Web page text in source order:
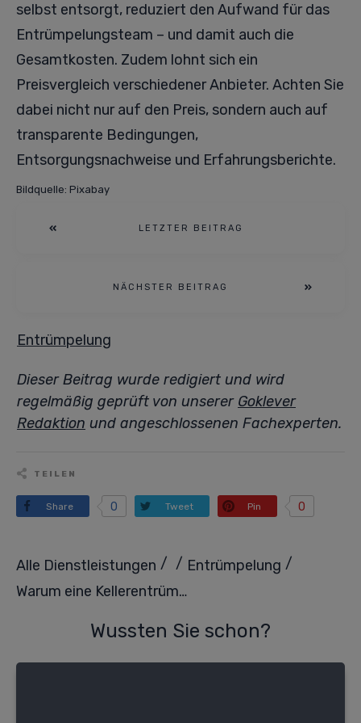
selbst entsorgt, reduziert den Aufwand für das
Entrümpelungsteam – und damit auch die
Gesamtkosten. Zudem lohnt sich ein
Preisvergleich verschiedener Anbieter. Achten Sie
dabei nicht nur auf den Preis, sondern auch auf
transparente Bedingungen,
Entsorgungsnachweise und Erfahrungsberichte.
Bildquelle: Pixabay
LETZTER BEITRAG
NÄCHSTER BEITRAG
Entrümpelung
Dieser Beitrag wurde redigiert und wird
regelmäßig geprüft von unserer Goklever
Redaktion und angeschlossenen Fachexperten.
TEILEN
Share 0 Tweet Pin 0
Alle Dienstleistungen / / Entrümpelung /
Warum eine Kellerentrümpelung sinnvoll ist
Wussten Sie schon?